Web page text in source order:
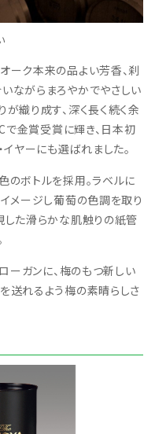
ーク本来の品よい芳香、刹
ながらまろやかでやさしい
織り成す、深く長く続く余
で金賞受賞に輝き、日本初
イヤーにも選ばれました。
のボトルを採用。ラベルに
メージし葡萄の色調を取り
した滑らかな肌触りの紙管
ーガンに、梅のもつ新しい
送れるよう梅の素晴らしさ